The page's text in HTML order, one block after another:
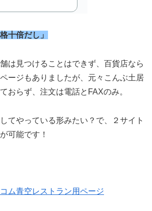
十倍だし」
は見つけることはできず、百貨店なら
ージもありましたが、元々こんぶ土居
おらず、注文は電話とFAXのみ。
てやっている形みたい？で、２サイト
可能です！
ム青空レストラン用ページ